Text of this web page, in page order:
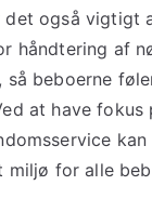
det også vigtigt
håndtering af
så beboerne
at have fokus
kan
for alle